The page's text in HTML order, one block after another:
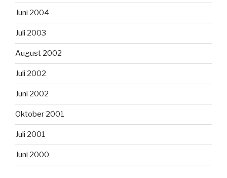
Juni 2004
Juli 2003
August 2002
Juli 2002
Juni 2002
Oktober 2001
Juli 2001
Juni 2000